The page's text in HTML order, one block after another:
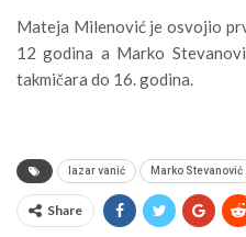
Mateja Milenović je osvojio
12 godina a Marko
takmičara do 16. godina.
lazar vanić Marko Stevanović
Share